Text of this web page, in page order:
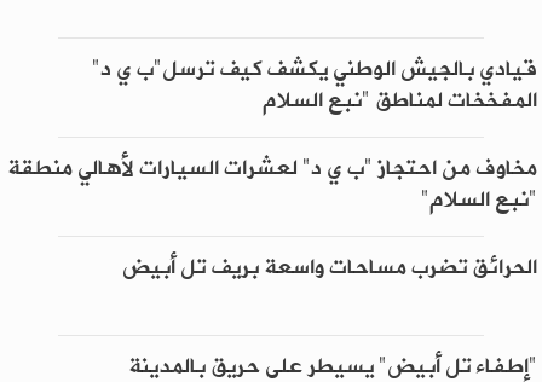
قيادي بالجيش الوطني يكشف كيف ترسل"ب ي د"
المفخخات لمناطق "نبع السلام
مخاوف من احتجاز "ب ي د" لعشرات السيارات لأهالي منطقة
"نبع السلام"
الحرائق تضرب مساحات واسعة بريف تل أبيض
"إطفاء تل أبيض" يسيطر على حريق بالمدينة